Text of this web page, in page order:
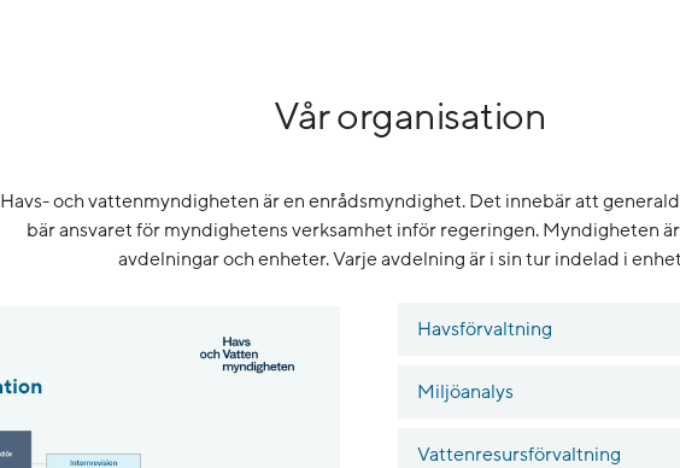
Vår organisation
Havs- och vattenmyndigheten är en enrådsmyndighet. Det innebär att
bär ansvaret för myndighetens verksamhet inför regeringen. Myndigheten
avdelningar och enheter. Varje avdelning är i sin tur indelad i
Havsförvaltning
Miljöanalys
Vattenresursförvaltning